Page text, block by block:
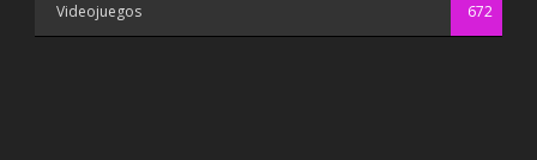
Videojuegos 672